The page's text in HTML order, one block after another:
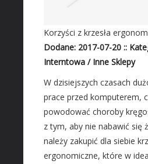
Remonty, Elektryk, Hydraulik
Materiały Budowlane
REZYDENCJE
Drzwi i Okna
Klimatyzacja i Wentylacja
Nieruchomości, Działki
Domy, Mieszkania
Korzyści z krzesła
Dodane: 2017-07-20 ::
Interntowa / Inne Sklepy
W dzisiejszych czasach
prace przed komputerem,
powodować choroby
z tym, aby nie nabawić się
należy zakupić dla siebie
ergonomiczne, które w